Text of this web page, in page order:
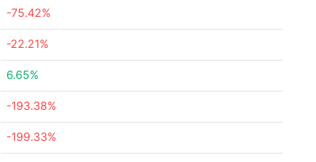
-75.42%
-22.21%
6.65%
-193.38%
-199.33%